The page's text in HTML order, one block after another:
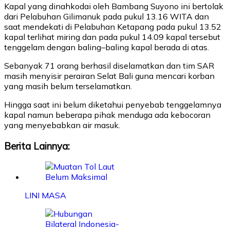
Kapal yang dinahkodai oleh Bambang Suyono ini bertolak
dari Pelabuhan Gilimanuk pada pukul 13.16 WITA dan
saat mendekati di Pelabuhan Ketapang pada pukul 13.52
kapal terlihat miring dan pada pukul 14.09 kapal tersebut
tenggelam dengan baling–baling kapal berada di atas.
Sebanyak 71 orang berhasil diselamatkan dan tim SAR
masih menyisir perairan Selat Bali guna mencari korban
yang masih belum terselamatkan.
Hingga saat ini belum diketahui penyebab tenggelamnya
kapal namun beberapa pihak menduga ada kebocoran
yang menyebabkan air masuk.
Berita Lainnya:
LINI MASA